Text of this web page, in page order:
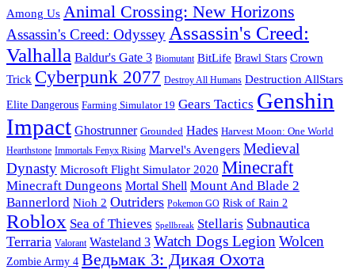
Among Us Animal Crossing: New Horizons
Assassin's Creed: Odyssey Assassin's Creed:
Valhalla Baldur's Gate 3 Biomutant BitLife Brawl Stars Crown
Trick Cyberpunk 2077 Destroy All Humans Destruction AllStars
Elite Dangerous Farming Simulator 19 Gears Tactics Genshin
Impact Ghostrunner Grounded Hades Harvest Moon: One World
Hearthstone Immortals Fenyx Rising Marvel's Avengers Medieval
Dynasty Microsoft Flight Simulator 2020 Minecraft
Minecraft Dungeons Mortal Shell Mount And Blade 2
Bannerlord Nioh 2 Outriders Pokemon GO Risk of Rain 2
Roblox Sea of ​​Thieves Spellbreak Stellaris Subnautica
Terraria Valorant Wasteland 3 Watch Dogs Legion Wolcen
Zombie Army 4 Ведьмак 3: Дикая Охота